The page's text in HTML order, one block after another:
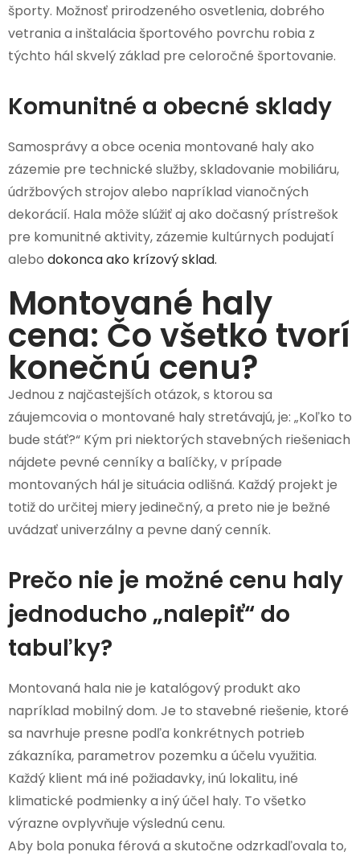
športy. Možnosť prirodzeného osvetlenia, dobrého
vetrania a inštalácia športového povrchu robia z
týchto hál skvelý základ pre celoročné športovanie.
Komunitné a obecné sklady
Samosprávy a obce ocenia montované haly ako
zázemie pre technické služby, skladovanie mobiliáru,
údržbových strojov alebo napríklad vianočných
dekorácií. Hala môže slúžiť aj ako dočasný prístrešok
pre komunitné aktivity, zázemie kultúrnych podujatí
alebo dokonca ako krízový sklad.
Montované haly
cena: Čo všetko tvorí
konečnú cenu?
Jednou z najčastejších otázok, s ktorou sa
záujemcovia o montované haly stretávajú, je: „Koľko to
bude stáť?“ Kým pri niektorých stavebných riešeniach
nájdete pevné cenníky a balíčky, v prípade
montovaných hál je situácia odlišná. Každý projekt je
totiž do určitej miery jedinečný, a preto nie je bežné
uvádzať univerzálny a pevne daný cenník.
Prečo nie je možné cenu haly
jednoducho „nalepiť“ do
tabuľky?
Montovaná hala nie je katalógový produkt ako
napríklad mobilný dom. Je to stavebné riešenie, ktoré
sa navrhuje presne podľa konkrétnych potrieb
zákazníka, parametrov pozemku a účelu využitia.
Každý klient má iné požiadavky, inú lokalitu, iné
klimatické podmienky a iný účel haly. To všetko
výrazne ovplyvňuje výslednú cenu.
Aby bola ponuka férová a skutočne odzrkadľovala to,